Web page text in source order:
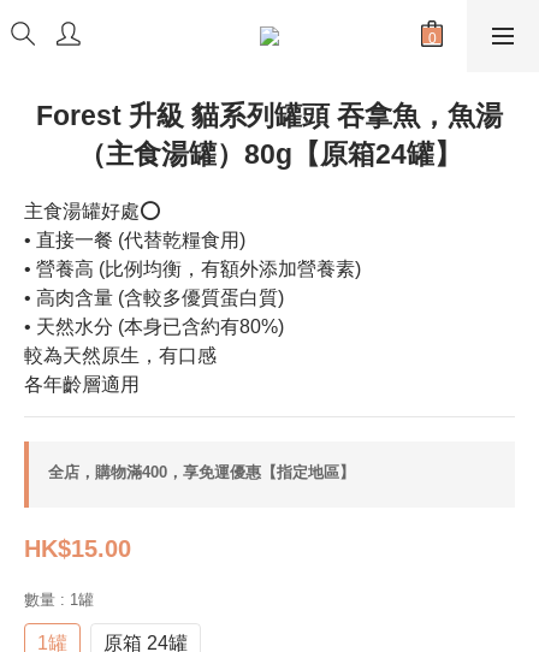
Forest 升級 貓系列罐頭 吞拿魚，魚湯
（主食湯罐）80g【原箱24罐】
主食湯罐好處⭕
• 直接一餐 (代替乾糧食用)
• 營養高 (比例均衡，有額外添加營養素)
• 高肉含量 (含較多優質蛋白質)
• 天然水分 (本身已含約有80%)
較為天然原生，有口感
各年齡層適用
全店，購物滿400，享免運優惠【指定地區】
HK$15.00
數量 : 1罐
1罐 原箱 24罐